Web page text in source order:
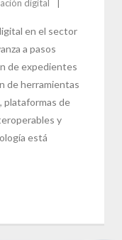
digital
en el sector
a pasos
de expedientes
de herramientas
plataformas de
y
está